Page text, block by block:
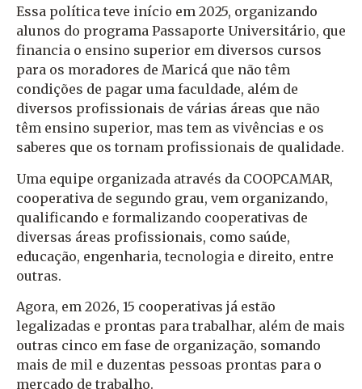
Essa política teve início em 2025, organizando
alunos do programa Passaporte Universitário, que
financia o ensino superior em diversos cursos
para os moradores de Maricá que não têm
condições de pagar uma faculdade, além de
diversos profissionais de várias áreas que não
têm ensino superior, mas tem as vivências e os
saberes que os tornam profissionais de qualidade.
Uma equipe organizada através da COOPCAMAR,
cooperativa de segundo grau, vem organizando,
qualificando e formalizando cooperativas de
diversas áreas profissionais, como saúde,
educação, engenharia, tecnologia e direito, entre
outras.
Agora, em 2026, 15 cooperativas já estão
legalizadas e prontas para trabalhar, além de mais
outras cinco em fase de organização, somando
mais de mil e duzentas pessoas prontas para o
mercado de trabalho.